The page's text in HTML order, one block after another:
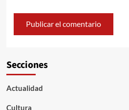
Secciones
Actualidad
Cultura